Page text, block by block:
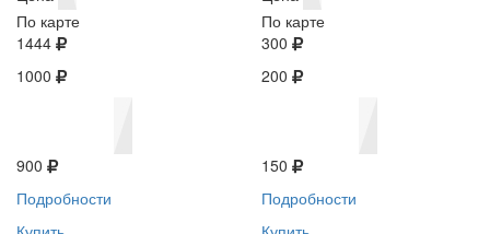
По карте
1444
1000
900
Подробности
По карте
300
200
150
Подробности